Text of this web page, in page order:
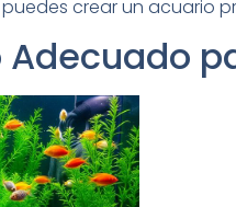
crear un acuario